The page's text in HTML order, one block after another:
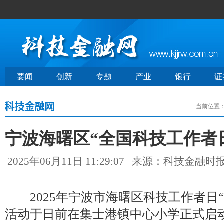
要闻 创新 专题 产业 银行 证
当前位置
宁波海曙区“全国科技工作者
2025年06月11日 11:29:07 来源：科技金融时
2025年宁波市海曙区科技工作者日“
活动于日前在集士港镇中心小学正式启